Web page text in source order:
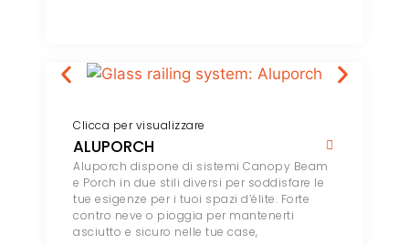
Clicca per visualizzare
ALUPORCH
Aluporch dispone di sistemi Canopy Beam
e Porch in due stili diversi per soddisfare le
tue esigenze per i tuoi spazi d’élite. Forte
contro neve o pioggia per mantenerti
asciutto e sicuro nelle tue case,